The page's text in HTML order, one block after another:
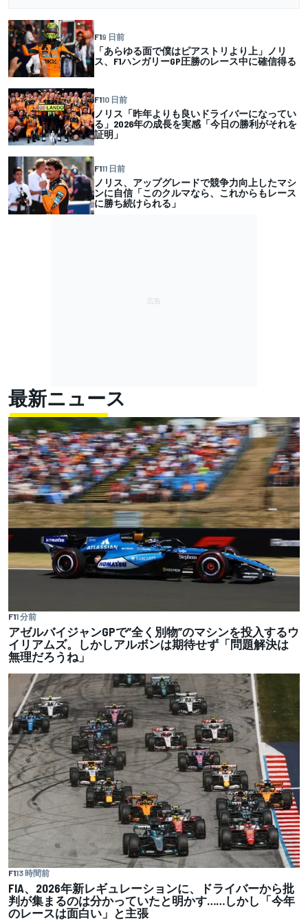
F19 日前
「あらゆる面で僕はピアストリより上」ノリ
ス、F1ハンガリーGP圧勝のレース中に確信得る
F110 日前
ノリス「昨年よりも良いドライバーになってい
る」2026年の成長を実感「今日の勝利がそれを
証明」
F111 日前
ノリス、アップグレードで競争力向上したマシ
ンに自信「このクルマなら、これからもレース
に勝ち続けられる」
最新ニュース
F11 分前
アゼルバイジャンGPで”全く別物”のマシンを投入するウ
イリアムズ。しかしアルボンは期待せず「問題解決は
無理だろうね」
F113 時間前
FIA、2026年新レギュレーションに、ドライバーから批
判が集まるのは分かっていたと明かす……しかし「今年
のレースは面白い」と主張